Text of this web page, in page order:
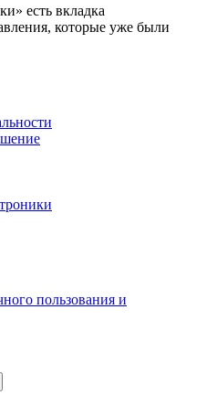
есть вкладка
которые уже были
пользования и